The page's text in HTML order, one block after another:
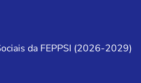
da FEPPSI (2026-2029)